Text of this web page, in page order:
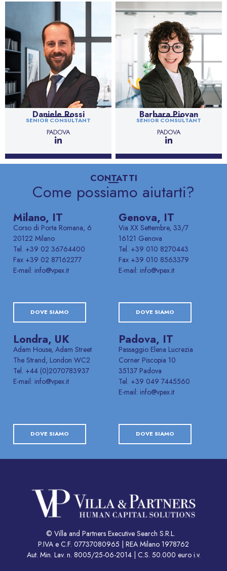
Daniele Rossi
SENIOR CONSULTANT
PADOVA
Barbara Piovan
SENIOR CONSULTANT
PADOVA
CONTATTI
Come possiamo aiutarti?
Milano, IT
Corso di Porta Romana, 6
20122 Milano
Tel. +39 02 36764400
Fax +39 02 87162277
E-mail: info@vpex.it
DOVE SIAMO
Genova, IT
Via XX Settembre, 33/7
16121 Genova
Tel. +39 010 8270443
Fax +39 010 8563379
E-mail: info@vpex.it
DOVE SIAMO
Londra, UK
Adam House, Adam Street
The Strand, London WC2
Tel. +44 (0)2070783937
E-mail: info@vpex.it
DOVE SIAMO
Padova, IT
Passaggio Elena Lucrezia
Corner Piscopia 10
35137 Padova
Tel. +39 049 7445560
E-mail: info@vpex.it
DOVE SIAMO
© Villa and Partners Executive Search S.R.L.
P.IVA e C.F. 07737080965 | REA Milano 1978762
Aut. Min. Lav. n. 8005/25-06-2014 | C.S. 50.000 euro i.v.